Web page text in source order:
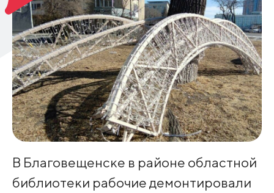
В Благовещенске в районе областной
библиотеки рабочие демонтировали